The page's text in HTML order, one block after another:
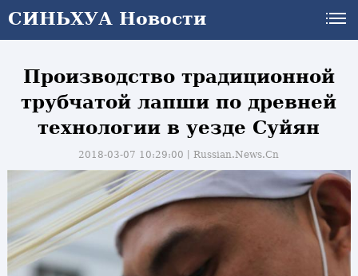
СИНЬХУА Новости
Производство традиционной
трубчатой лапши по древней
технологии в уезде Суйян
2018-03-07 10:29:00丨Russian.News.Cn